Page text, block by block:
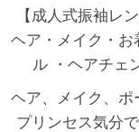
【成人式振袖レ
ヘア・メイク・お
ル ・ヘアチェ
ヘア、メイク、
プリンセス気分